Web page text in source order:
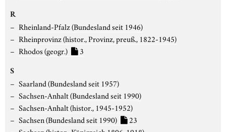
R
Rheinland-Pfalz (Bundesland seit 1946)
Rheinprovinz (histor., Provinz, preuß., 1822-1945)
Rhodos (geogr.)
3
S
Saarland (Bundesland seit 1957)
Sachsen-Anhalt (Bundesland seit 1990)
Sachsen-Anhalt (histor., 1945-1952)
Sachsen (Bundesland seit 1990)
23